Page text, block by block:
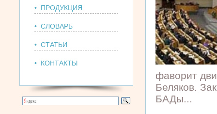
• ПРОДУКЦИЯ
• СЛОВАРЬ
• СТАТЬИ
• КОНТАКТЫ
фаворит
Беляков.
БАДы...